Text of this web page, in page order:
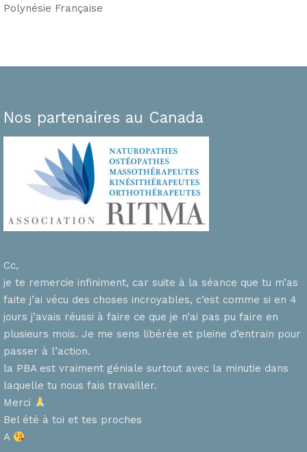
Polynésie Française
Nos partenaires au Canada
Cc,
je te remercie infiniment, car suite à la séance que tu m’as
faite j’ai vécu des choses incroyables, c’est comme si en 4
jours j’avais réussi à faire ce que je n’ai pas pu faire en
plusieurs mois. Je me sens libérée et pleine d’entrain pour
passer à l’action.
la PBA est vraiment géniale surtout avec la minutie dans
laquelle tu nous fais travailler.
Merci
Bel été à toi et tes proches
A